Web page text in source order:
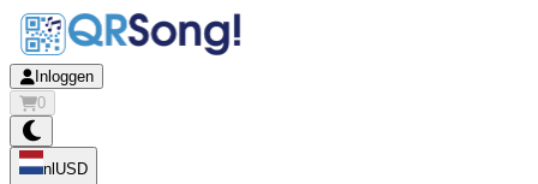
Inloggen
0
nl USD